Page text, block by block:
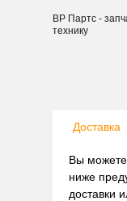
ВР Партс -
технику
Доставка
Вы можете
ниже
доставки